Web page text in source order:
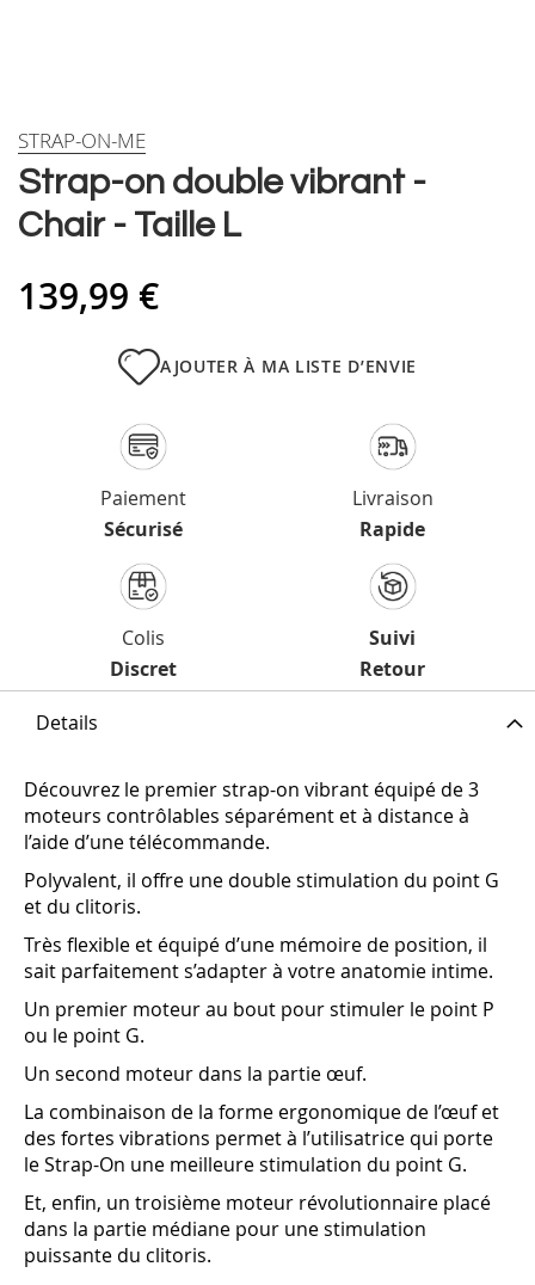
Skip
the
beginning
images
gallery
Strap-on double vibrant -
Chair - Taille L
STRAP-ON-ME
139,99 €
AJOUTER À MA LISTE D’ENVIE
Paiement
Sécurisé
Livraison
Rapide
Colis
Discret
Suivi
Retour
Details
Découvrez le premier strap-on vibrant équipé de 3
moteurs contrôlables séparément et à distance à
l’aide d’une télécommande.
Polyvalent, il offre une double stimulation du point G
et du clitoris.
Très flexible et équipé d’une mémoire de position, il
sait parfaitement s’adapter à votre anatomie intime.
Un premier moteur au bout pour stimuler le point P
ou le point G.
Un second moteur dans la partie œuf.
La combinaison de la forme ergonomique de l’œuf et
des fortes vibrations permet à l’utilisatrice qui porte
le Strap-On une meilleure stimulation du point G.
Et, enfin, un troisième moteur révolutionnaire placé
dans la partie médiane pour une stimulation
puissante du clitoris.